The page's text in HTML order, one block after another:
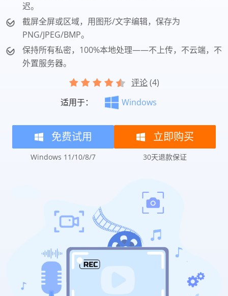
迟。
截屏全屏或区域，用图形/文字编辑，保存为
PNG/JPEG/BMP。
保持所有私密，100%本地处理——不上传，不云端，不
外置服务器。
评论(4)
适用于：
Windows
免费试用
Windows 11/10/8/7
立即购买
30天退款保证